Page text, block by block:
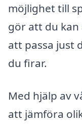
möjlighet till
gör att du
att passa just
du firar.
Med hjälp av
att jämföra